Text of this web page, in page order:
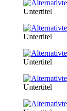
Untertitel
Untertitel
Untertitel
Untertitel